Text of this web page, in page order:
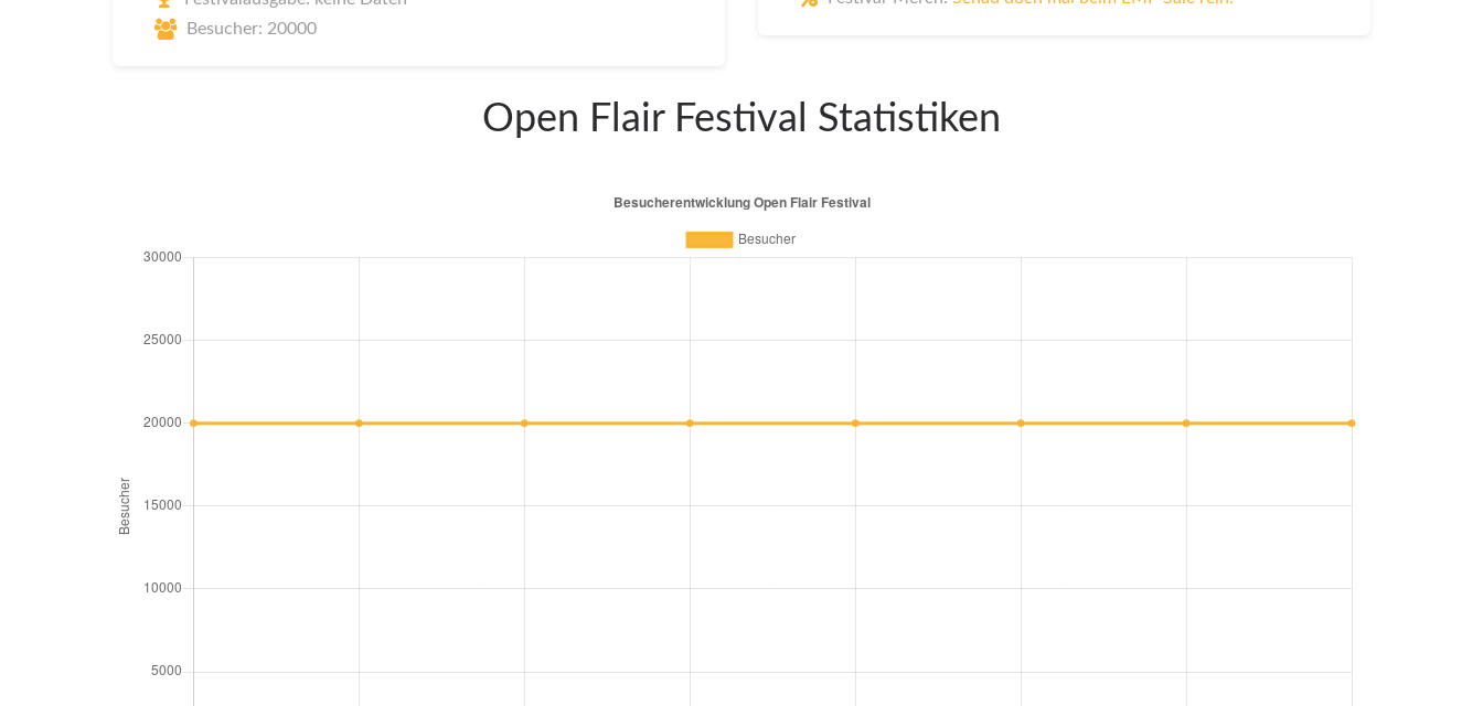
Besucher: 20000
Open Flair Festival Statistiken